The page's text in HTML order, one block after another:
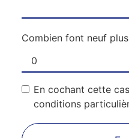
Combien font neuf
En cochant cette
conditions